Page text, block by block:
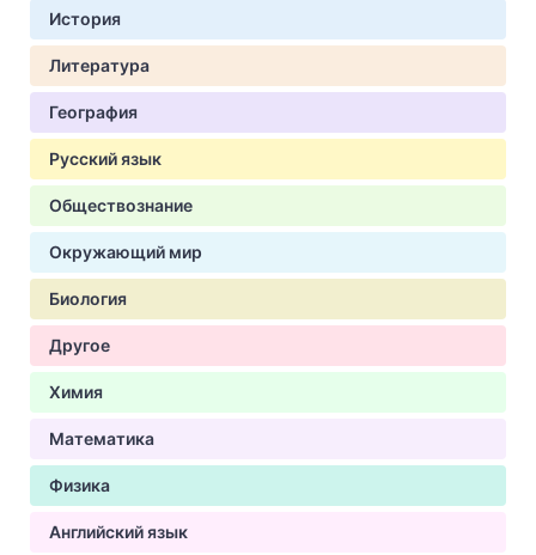
История
Литература
География
Русский язык
Обществознание
Окружающий мир
Биология
Другое
Химия
Математика
Физика
Английский язык